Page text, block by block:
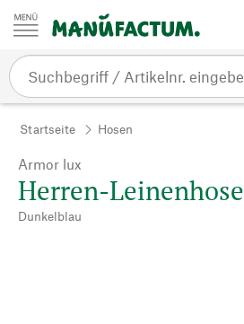
Zum Inhalt springen
Startseite Hosen
Armor lux
Herren-Leinenhose
Dunkelblau